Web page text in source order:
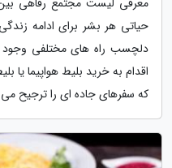
حیاتی هر بشر برای ادامه
دلچسب راه های مختلفی وجود
اقدام به خرید بلیط هواپیما یا
که سفرهای جاده ای را ترجیح